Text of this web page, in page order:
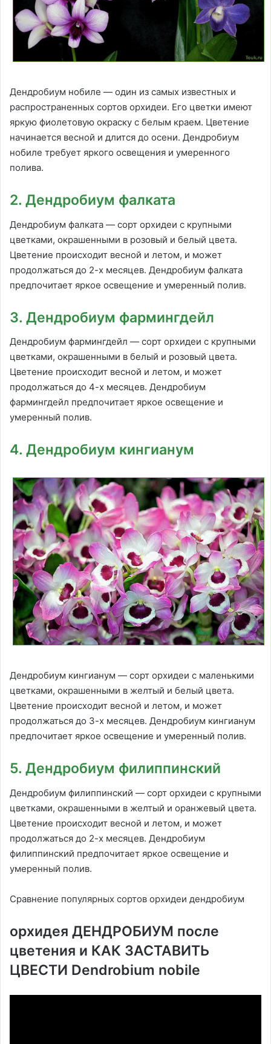
Дендробиум нобиле — один из самых известных и
распространенных сортов орхидеи. Его цветки имеют
яркую фиолетовую окраску с белым краем. Цветение
начинается весной и длится до осени. Дендробиум
нобиле требует яркого освещения и умеренного
полива.
2. Дендробиум фалката
Дендробиум фалката — сорт орхидеи с крупными
цветками, окрашенными в розовый и белый цвета.
Цветение происходит весной и летом, и может
продолжаться до 2-х месяцев. Дендробиум фалката
предпочитает яркое освещение и умеренный полив.
3. Дендробиум фармингдейл
Дендробиум фармингдейл — сорт орхидеи с крупными
цветками, окрашенными в белый и розовый цвета.
Цветение происходит весной и летом, и может
продолжаться до 4-х месяцев. Дендробиум
фармингдейл предпочитает яркое освещение и
умеренный полив.
4. Дендробиум кингианум
Дендробиум кингианум — сорт орхидеи с маленькими
цветками, окрашенными в желтый и белый цвета.
Цветение происходит весной и летом, и может
продолжаться до 3-х месяцев. Дендробиум кингианум
предпочитает яркое освещение и умеренный полив.
5. Дендробиум филиппинский
Дендробиум филиппинский — сорт орхидеи с крупными
цветками, окрашенными в желтый и оранжевый цвета.
Цветение происходит весной и летом, и может
продолжаться до 2-х месяцев. Дендробиум
филиппинский предпочитает яркое освещение и
умеренный полив.
Сравнение популярных сортов орхидеи дендробиум
орхидея ДЕНДРОБИУМ после
цветения и КАК ЗАСТАВИТЬ
ЦВЕСТИ Dendrobium nobile